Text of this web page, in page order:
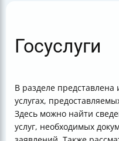
Госуслуги
В разделе
услугах,
Здесь можно найти
услуг, необходимых